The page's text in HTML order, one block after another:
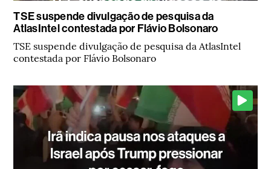
TSE suspende divulgação de pesquisa da
AtlasIntel contestada por Flávio Bolsonaro
TSE suspende divulgação de pesquisa da AtlasIntel
contestada por Flávio Bolsonaro